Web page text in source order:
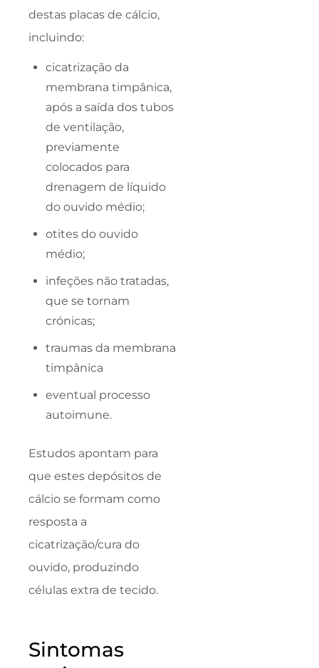
destas placas de cálcio,
incluindo:
cicatrização da
membrana timpânica,
após a saída dos tubos
de ventilação,
previamente
colocados para
drenagem de líquido
do ouvido médio;
otites do ouvido
médio;
infeções não tratadas,
que se tornam
crónicas;
traumas da membrana
timpânica
eventual processo
autoimune.
Estudos apontam para
que estes depósitos de
cálcio se formam como
resposta a
cicatrização/cura do
ouvido, produzindo
células extra de tecido.
Sintomas